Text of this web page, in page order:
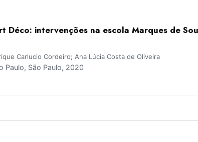
Déco: intervenções na escola Marques de
Carlucio Cordeiro; Ana Lúcia Costa de Oliveira
Paulo, São Paulo, 2020